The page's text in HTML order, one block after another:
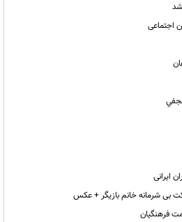
اجتماعی
بی شرمانه خانم بازیگر + عکس